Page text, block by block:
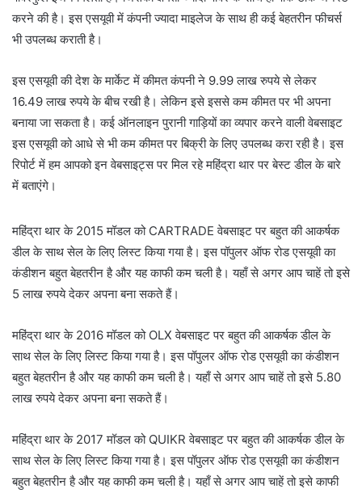
करने की है। इस एसयूवी में कंपनी ज्यादा माइलेज के साथ ही कई बेहतरीन फीचर्स
भी उपलब्ध कराती है।
इस एसयूवी की देश के मार्केट में कीमत कंपनी ने 9.99 लाख रुपये से लेकर
16.49 लाख रुपये के बीच रखी है। लेकिन इसे इससे कम कीमत पर भी अपना
बनाया जा सकता है। कई ऑनलाइन पुरानी गाड़ियों का व्यपार करने वाली वेबसाइट
इस एसयूवी को आधे से भी कम कीमत पर बिक्री के लिए उपलब्ध करा रही है। इस
रिपोर्ट में हम आपको इन वेबसाइट्स पर मिल रहे महिंद्रा थार पर बेस्ट डील के बारे
में बताएंगे।
महिंद्रा थार के 2015 मॉडल को CARTRADE वेबसाइट पर बहुत की आकर्षक
डील के साथ सेल के लिए लिस्ट किया गया है। इस पॉपुलर ऑफ रोड एसयूवी का
कंडीशन बहुत बेहतरीन है और यह काफी कम चली है। यहाँ से अगर आप चाहें तो इसे
5 लाख रुपये देकर अपना बना सकते हैं।
महिंद्रा थार के 2016 मॉडल को OLX वेबसाइट पर बहुत की आकर्षक डील के
साथ सेल के लिए लिस्ट किया गया है। इस पॉपुलर ऑफ रोड एसयूवी का कंडीशन
बहुत बेहतरीन है और यह काफी कम चली है। यहाँ से अगर आप चाहें तो इसे 5.80
लाख रुपये देकर अपना बना सकते हैं।
महिंद्रा थार के 2017 मॉडल को QUIKR वेबसाइट पर बहुत की आकर्षक डील के
साथ सेल के लिए लिस्ट किया गया है। इस पॉपुलर ऑफ रोड एसयूवी का कंडीशन
बहुत बेहतरीन है और यह काफी कम चली है। यहाँ से अगर आप चाहें तो इसे काफी